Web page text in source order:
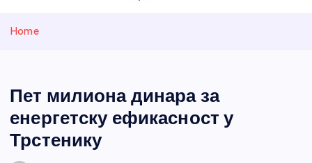
и портал
Home
Пет милиона динара за
енергетску ефикасност у
Трстенику